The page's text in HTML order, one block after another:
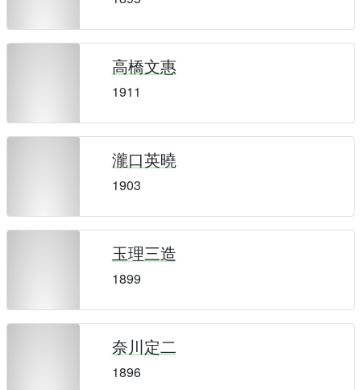
高橋文惠
1911
瀧口英曉
1903
玉理三造
1899
奈川定二
1896